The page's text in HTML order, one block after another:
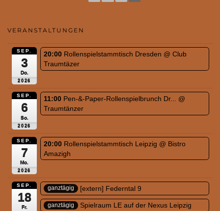
VERANSTALTUNGEN
SEP.
3
Do.
2026
20:00 Rollenspielstammtisch Dresden @ Club
Traumtäzer
SEP.
6
So.
2026
11:00 Pen-&-Paper-Rollenspielbrunch Dr... @
Traumtänzer
SEP.
7
Mo.
2026
20:00 Rollenspielstammtisch Leipzig @ Bistro
Amazigh
SEP.
18
Fr.
ganztägig [extern] Federntal 9
ganztägig Spielraum LE auf der Nexus Leipzig